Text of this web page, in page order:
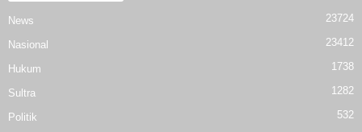
News 23724
Nasional 23412
Hukum 1738
Sultra 1282
Politik 532